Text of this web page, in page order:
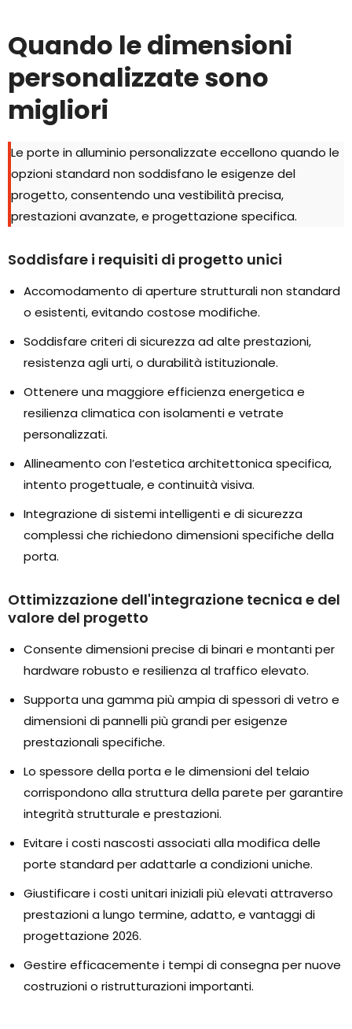
Quando le dimensioni
personalizzate sono
migliori
Le porte in alluminio personalizzate eccellono quando le
opzioni standard non soddisfano le esigenze del
progetto, consentendo una vestibilità precisa,
prestazioni avanzate, e progettazione specifica.
Soddisfare i requisiti di progetto unici
Accomodamento di aperture strutturali non standard
o esistenti, evitando costose modifiche.
Soddisfare criteri di sicurezza ad alte prestazioni,
resistenza agli urti, o durabilità istituzionale.
Ottenere una maggiore efficienza energetica e
resilienza climatica con isolamenti e vetrate
personalizzati.
Allineamento con l’estetica architettonica specifica,
intento progettuale, e continuità visiva.
Integrazione di sistemi intelligenti e di sicurezza
complessi che richiedono dimensioni specifiche della
porta.
Ottimizzazione dell'integrazione tecnica e del
valore del progetto
Consente dimensioni precise di binari e montanti per
hardware robusto e resilienza al traffico elevato.
Supporta una gamma più ampia di spessori di vetro e
dimensioni di pannelli più grandi per esigenze
prestazionali specifiche.
Lo spessore della porta e le dimensioni del telaio
corrispondono alla struttura della parete per garantire
integrità strutturale e prestazioni.
Evitare i costi nascosti associati alla modifica delle
porte standard per adattarle a condizioni uniche.
Giustificare i costi unitari iniziali più elevati attraverso
prestazioni a lungo termine, adatto, e vantaggi di
progettazione 2026.
Gestire efficacemente i tempi di consegna per nuove
costruzioni o ristrutturazioni importanti.